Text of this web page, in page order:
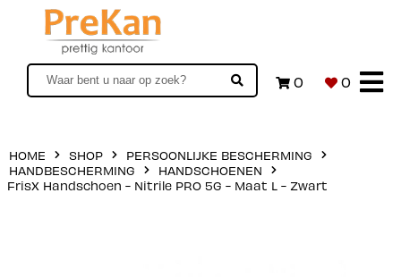
0 0
HOME SHOP
PERSOONLIJKE BESCHERMING
HANDBESCHERMING
HANDSCHOENEN
FrisX Handschoen - Nitrile PRO 5G - Maat L - Zwart